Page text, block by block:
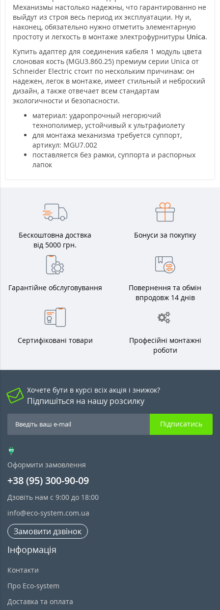
Механизмы настолько надежны, что гарантированно не
выйдут из строя весь период их эксплуатации. Ну и,
наконец, обязательно нужно отметить элементарную
простоту и легкость в монтаже электрофурнитуры Unica.
Купить адаптер для соединения кабеля 1 модуль цвета
слоновая кость (MGU3.860.25) премиум серии Unica от
Schneider Electric стоит по нескольким причинам: он
надежен, легок в монтаже, имеет стильный и неброский
дизайн, а также отвечает всем стандартам
экологичности и безопасности.
материал: ударопрочный негорючий
технополимер, устойчивый к ультрафиолету
для монтажа механизма требуется суппорт,
артикул: MGU7.002
поставляется без рамки, суппорта и распорных
лапок
Бескоштовна доствка
від 5000 грн.
Бонуси за покупку
Гарантійне обслуговування
Повернення та обмін
впродовж 14 днів
Сертифіковані товари
Професійні монтажні
роботи
Хочете бути в курсі всіх акція і знижок?
Підпишіться на нашу розсилку
Підписатись
Оформити замовлення
+38 (95) 300-90-09
Дзовіть нам с 9:00 до 18:00
info@eco-system.com.ua
Замовити дзвінок
Інформація
Контакти
Про Eco-system
Доставка та оплата